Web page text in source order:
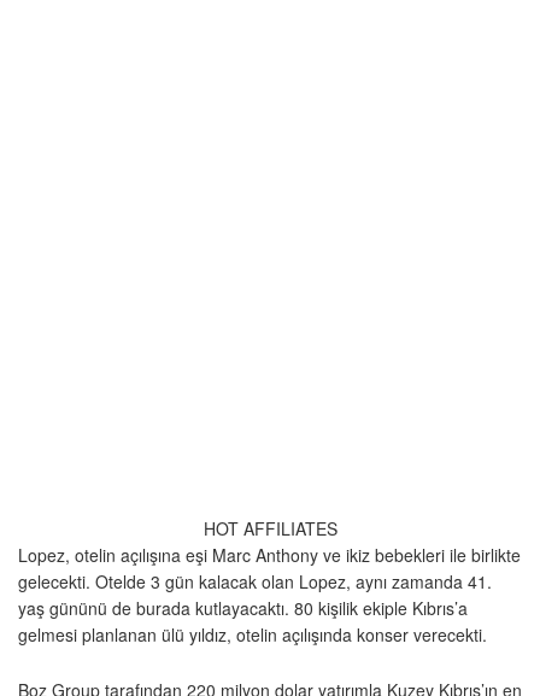
HOT AFFILIATES
Lopez, otelin açılışına eşi Marc Anthony ve ikiz bebekleri ile birlikte
gelecekti. Otelde 3 gün kalacak olan Lopez, aynı zamanda 41.
yaş gününü de burada kutlayacaktı. 80 kişilik ekiple Kıbrıs’a
gelmesi planlanan ülü yıldız, otelin açılışında konser verecekti.
Boz Group tarafından 220 milyon dolar yatırımla Kuzey Kıbrıs’ın en